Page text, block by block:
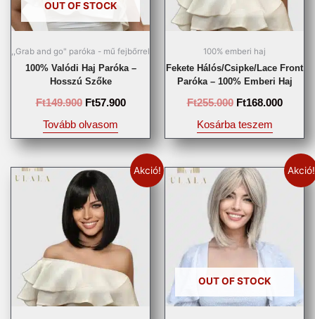
OUT OF STOCK
,,Grab and go" paróka - mű fejbőrrel
100% Valódi Haj Paróka –
Hosszú Szőke
Ft149.900 Ft57.900
Tovább olvasom
100% emberi haj
Fekete Hálós/Csipke/Lace Front
Paróka – 100% Emberi Haj
Ft255.000 Ft168.000
Kosárba teszem
Akció! Akció!
OUT OF STOCK